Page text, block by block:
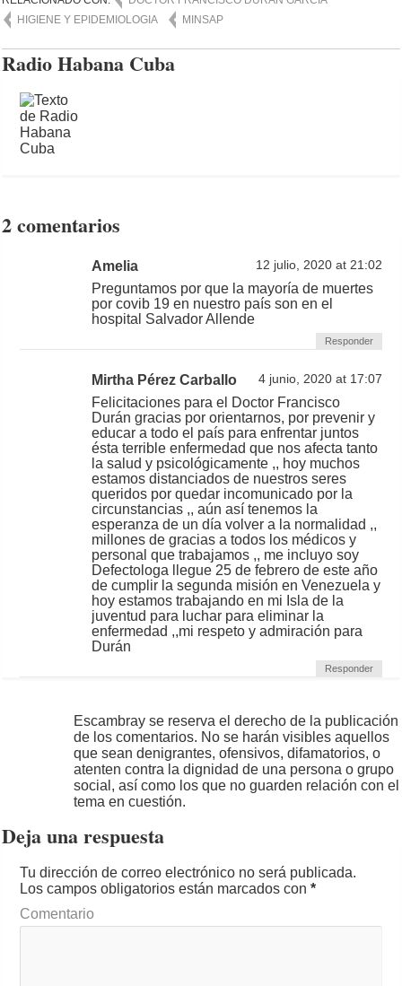
HIGIENE Y EPIDEMIOLOGIA
MINSAP
Radio Habana Cuba
2 comentarios
Amelia 12 julio, 2020 at 21:02
Preguntamos por que la mayoría de muertes
por covib 19 en nuestro país son en el
hospital Salvador Allende
Responder
Mirtha Pérez Carballo 4 junio, 2020 at 17:07
Felicitaciones para el Doctor Francisco
Durán gracias por orientarnos, por prevenir y
educar a todo el país para enfrentar juntos
ésta terrible enfermedad que nos afecta tanto
la salud y psicológicamente ,, hoy muchos
estamos distanciados de nuestros seres
queridos por quedar incomunicado por la
circunstancias ,, aún así tenemos la
esperanza de un día volver a la normalidad ,,
millones de gracias a todos los médicos y
personal que trabajamos ,, me incluyo soy
Defectologa llegue 25 de febrero de este año
de cumplir la segunda misión en Venezuela y
hoy estamos trabajando en mi Isla de la
juventud para luchar para eliminar la
enfermedad ,,mi respeto y admiración para
Durán
Responder
Escambray se reserva el derecho de la publicación
de los comentarios. No se harán visibles aquellos
que sean denigrantes, ofensivos, difamatorios, o
atenten contra la dignidad de una persona o grupo
social, así como los que no guarden relación con el
tema en cuestión.
Deja una respuesta
Tu dirección de correo electrónico no será publicada.
Los campos obligatorios están marcados con*
Comentario